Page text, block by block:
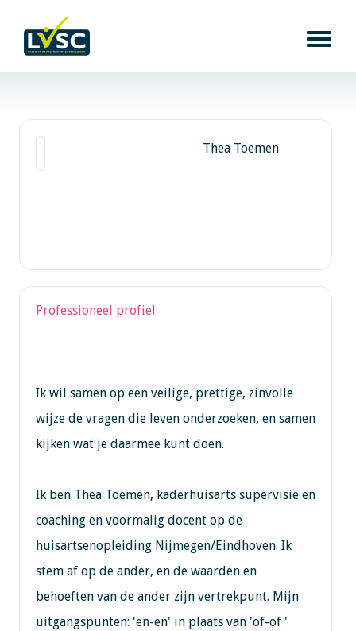
Thea Toemen
Professioneel profiel
Ik wil samen op een veilige, prettige, zinvolle
wijze de vragen die leven onderzoeken, en samen
kijken wat je daarmee kunt doen.
Ik ben Thea Toemen, kaderhuisarts supervisie en
coaching en voormalig docent op de
huisartsenopleiding Nijmegen/Eindhoven. Ik
stem af op de ander, en de waarden en
behoeften van de ander zijn vertrekpunt. Mijn
uitgangspunten: 'en-en' in plaats van 'of-of '